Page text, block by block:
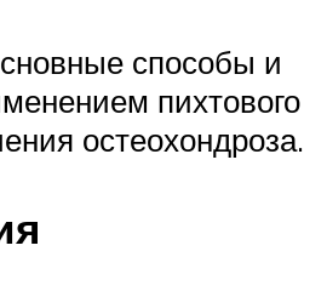
способы и
пихтового
остеохондроза.